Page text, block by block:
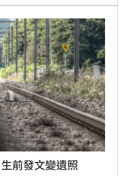
前發文變遺照